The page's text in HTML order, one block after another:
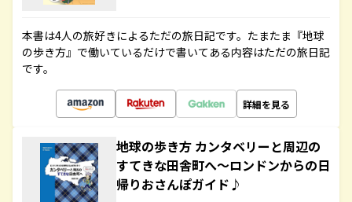
本書は4人の旅好きによるただの旅日記です。たまたま『地球
の歩き方』で働いているだけで書いてある内容はただの旅日記
です。
詳細を見る
地球の歩き方 カンタベリーと周辺の
すてきな田舎町へ～ロンドンからの日
帰りおさんぽガイド♪